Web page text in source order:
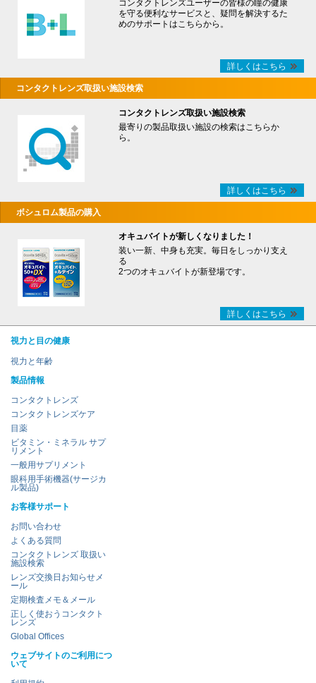
コンタクトレンズユーザーの皆様の瞳の健康
を守る便利なサービスと、疑問を解決するた
めのサポートはこちらから。
詳しくはこちら
コンタクトレンズ取扱い施設検索
コンタクトレンズ取扱い施設検索
最寄りの製品取扱い施設の検索はこちらか
ら。
詳しくはこちら
ボシュロム製品の購入
オキュバイトが新しくなりました！
装い一新、中身も充実。毎日をしっかり支え
る
2つのオキュバイトが新登場です。
詳しくはこちら
視力と目の健康
視力と年齢
製品情報
コンタクトレンズ
コンタクトレンズケア
目薬
ビタミン・ミネラル サプ
リメント
一般用サプリメント
眼科用手術機器(サージカ
ル製品)
お客様サポート
お問い合わせ
よくある質問
コンタクトレンズ 取扱い
施設検索
レンズ交換日お知らせメ
ール
定期検査メモ＆メール
正しく使おうコンタクト
レンズ
Global Offices
ウェブサイトのご利用につ
いて